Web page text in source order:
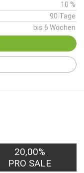
10 %
90 Tage
bis 6 Wochen
20,00%
PRO SALE